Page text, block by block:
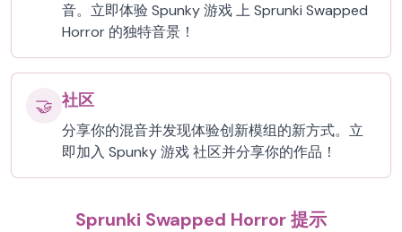
音。立即体验 Spunky 游戏 上 Sprunki Swapped
Horror 的独特音景！
🤝 社区
分享你的混音并发现体验创新模组的新方式。立
即加入 Spunky 游戏 社区并分享你的作品！
Sprunki Swapped Horror 提示